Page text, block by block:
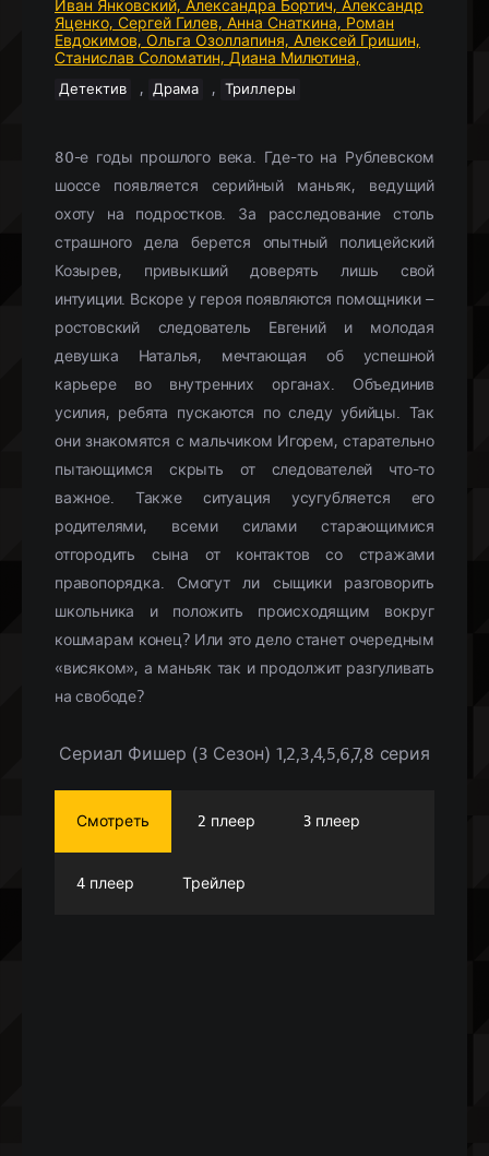
Иван Янковский, Александра Бортич, Александр
Яценко, Сергей Гилев, Анна Снаткина, Роман
Евдокимов, Ольга Озоллапиня, Алексей Гришин,
Станислав Соломатин, Диана Милютина,
Детектив , Драма , Триллеры
80-е годы прошлого века. Где-то на Рублевском
шоссе появляется серийный маньяк, ведущий
охоту на подростков. За расследование столь
страшного дела берется опытный полицейский
Козырев, привыкший доверять лишь свой
интуиции. Вскоре у героя появляются помощники –
ростовский следователь Евгений и молодая
девушка Наталья, мечтающая об успешной
карьере во внутренних органах. Объединив
усилия, ребята пускаются по следу убийцы. Так
они знакомятся с мальчиком Игорем, старательно
пытающимся скрыть от следователей что-то
важное. Также ситуация усугубляется его
родителями, всеми силами старающимися
отгородить сына от контактов со стражами
правопорядка. Смогут ли сыщики разговорить
школьника и положить происходящим вокруг
кошмарам конец? Или это дело станет очередным
«висяком», а маньяк так и продолжит разгуливать
на свободе?
Сериал Фишер (3 Сезон) 1,2,3,4,5,6,7,8 серия
Смотреть 2 плеер 3 плеер
4 плеер Трейлер